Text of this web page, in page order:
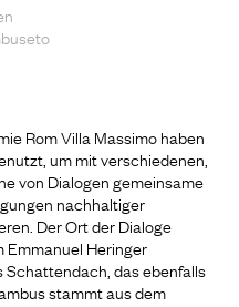
Rom Villa Massimo haben
um mit verschiedenen,
von Dialogen gemeinsame
nachhaltiger
Der Ort der Dialoge
Emmanuel Heringer
das ebenfalls
stammt aus dem